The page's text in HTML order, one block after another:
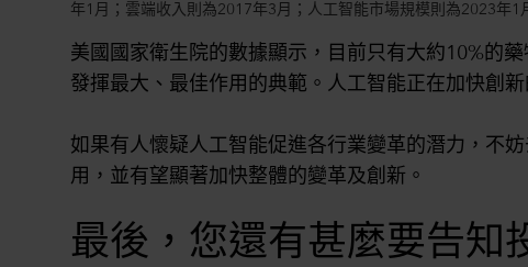
年1月；雲端收入則為2017年3月；人工智能市場規模則為2023年1
美國國家衛生院的數據顯示，目前只有大約10%的
發揮最大、最佳作用的典範。人工智能正在加快創
如果有人懷疑人工智能促進各行業變革的潛力，不
用，並有望顯著加快整體的變革及創新。
最後，您還有甚麼要告知